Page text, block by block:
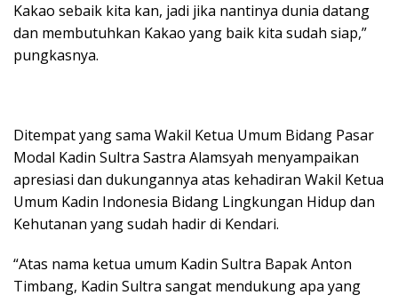
Kakao sebaik kita kan, jadi jika nantinya dunia datang
dan membutuhkan Kakao yang baik kita sudah siap,”
pungkasnya.
Ditempat yang sama Wakil Ketua Umum Bidang Pasar
Modal Kadin Sultra Sastra Alamsyah menyampaikan
apresiasi dan dukungannya atas kehadiran Wakil Ketua
Umum Kadin Indonesia Bidang Lingkungan Hidup dan
Kehutanan yang sudah hadir di Kendari.
“Atas nama ketua umum Kadin Sultra Bapak Anton
Timbang, Kadin Sultra sangat mendukung apa yang